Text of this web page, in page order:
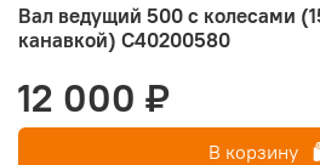
Вал ведущий 500 с колесами
канавкой) C40200580
12 000 ₽
В корзину